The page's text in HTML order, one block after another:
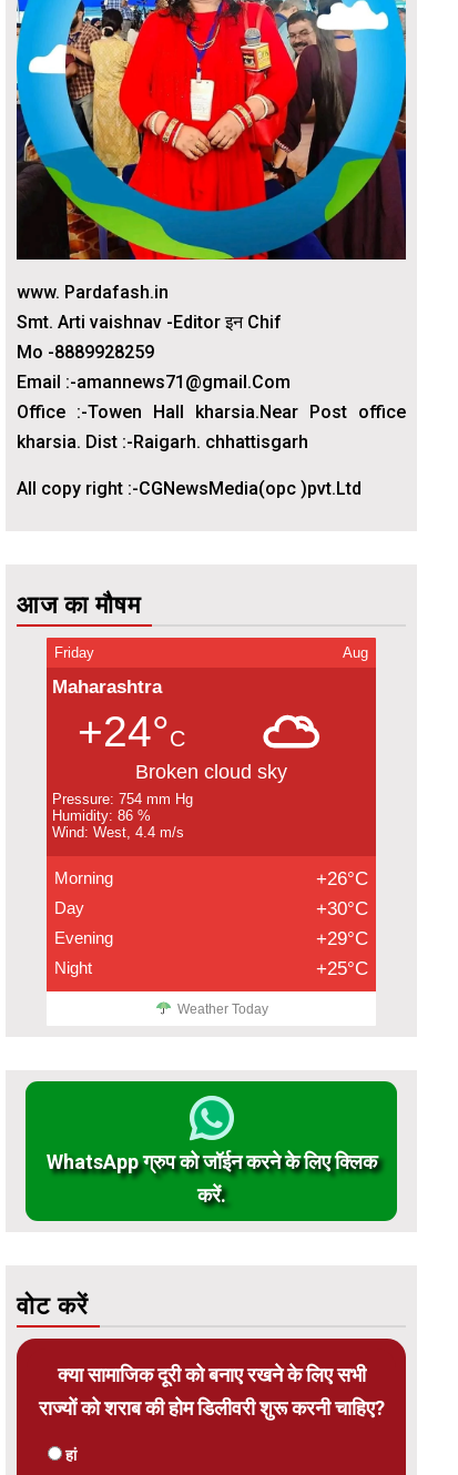
www. Pardafash.in
Smt. Arti vaishnav -Editor इन Chif
Mo -8889928259
Email :-amannews71@gmail.Com
Office :-Towen Hall kharsia.Near Post office
kharsia. Dist :-Raigarh. chhattisgarh
All copy right :-CGNewsMedia(opc )pvt.Ltd
आज का मौषम
Friday Aug
Maharashtra
+24°C
Broken cloud sky
Pressure: 754 mm Hg
Humidity: 86 %
Wind: West, 4.4 m/s
Morning +26°C
Day +30°C
Evening +29°C
Night +25°C
Weather Today
WhatsApp ग्रुप को जॉईन करने के लिए क्लिक
करें.
वोट करें
क्या सामाजिक दूरी को बनाए रखने के लिए सभी
राज्यों को शराब की होम डिलीवरी शुरू करनी चाहिए?
हां